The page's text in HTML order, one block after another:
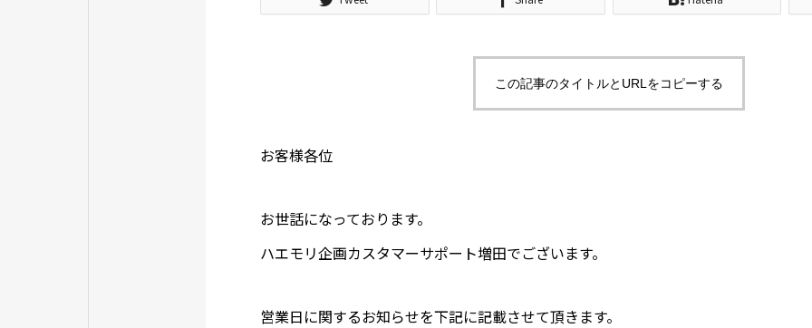
セールスイネーブ
カスタマーサクセ
CRM・
登録設定からSEO分析・改善
化施策
仕組みとJSON-LDの実装方法
この記事のタイトルとURLをコピーする
お客様各位
お世話になっております。
ハエモリ企画カスタマーサポート増田でございます。
営業日に関するお知らせを下記に記載させて頂きます。